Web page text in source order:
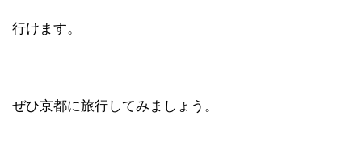
行けます。
ぜひ京都に旅行してみましょう。